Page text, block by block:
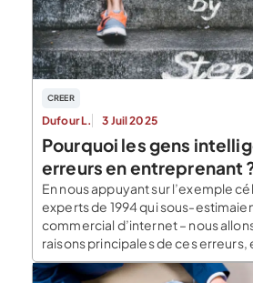
CREER
Dufour L. 3 Juil 2025
Pourquoi les gens
erreurs en entreprenant
En nous appuyant sur l’exemple
experts de 1994 qui sous-
commercial d’internet – nous
raisons principales de ces erreurs,
biais cognitifs, les limites des
l’incertitude inhérente à